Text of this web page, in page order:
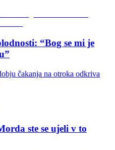
“Bog se mi je
čakanja na otroka odkriva
ste se ujeli v to